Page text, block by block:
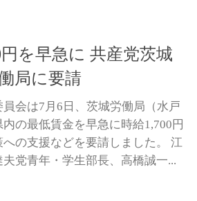
を早急に 共産党茨城
局に要請
会は7月6日、茨城労働局（水戸
の最低賃金を早急に時給1,700円
の支援などを要請しました。 江
党青年・学生部長、高橋誠一...